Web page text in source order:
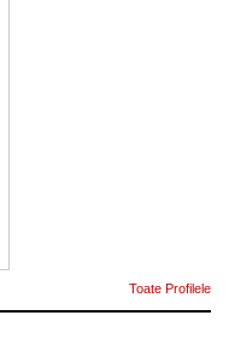
Toate Profilele